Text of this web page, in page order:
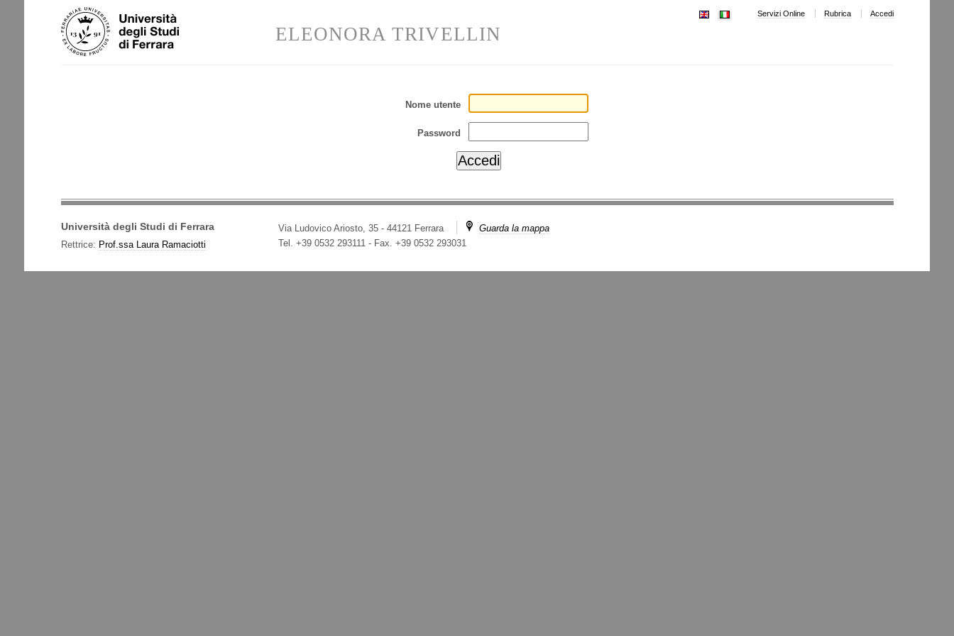
Salta
ai
contenuti.
Strumenti
personali
ELEONORA TRIVELLIN
Servizi Online Rubrica Accedi
Nome utente
Password
Università degli Studi di Ferrara
Rettrice: Prof.ssa Laura Ramaciotti
Via Ludovico Ariosto, 35 - 44121 Ferrara
Guarda la mappa
Tel. +39 0532 293111- Fax. +39 0532 293031